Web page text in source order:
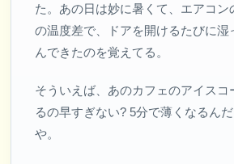
た。あの日は妙に暑くて、エアコン
の温度差で、ドアを開けるたびに湿
んできたのを覚えてる。
そういえば、あのカフェのアイスコ
るの早すぎない? 5分で薄くなるん
や。